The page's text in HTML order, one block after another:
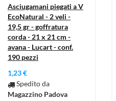
Asciugamani piegati a V
EcoNatural - 2 veli -
19,5 gr - goffratura
corda - 21 x 21 cm -
avana - Lucart - conf.
190 pezzi
1,23 €
Spedito da
Magazzino Padova